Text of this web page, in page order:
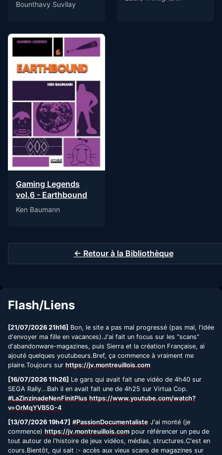
Bounthavy Suvilay
Gaming Legends
vol.6 - Earthbound
Ken Baumann
← Retour à la Bibliothèque
Flash/Liens
[21/07/2026 21h16] Bon, le site a pas mal progressé (pas mal, l'idée
d'envoyer ma fille en vacances).J'ai fait un focus sur les "scans"
d'abandonware-magazines, puis Sierra et la création Française, ai
ajouté quelques youtubeurs.Bref, ça commence à vraiment me
plaire.Toujours sur https://jv.montreuillois.com
[16/07/2026 11h26] Le gars qui avait fait une vidéo de 4h40 sur
SEGA Rally...Bah il en avait fait une de 4h25 sur Virtua Cop.
#LaZinzinadeNenFinitPlus https://www.youtube.com/watch?
v=OrMqYVB5G-4
[13/07/2026 19h47] #PassionDocumentaliste J'ai monté (je
commence) https://jv.montreuillois.com pour référencer un peu de
tout autour de l'histoire de jeux vidéos, médias, structures.C'est en
cours.Bientôt, qui sait :- accès aux vieux scans de magazines sur